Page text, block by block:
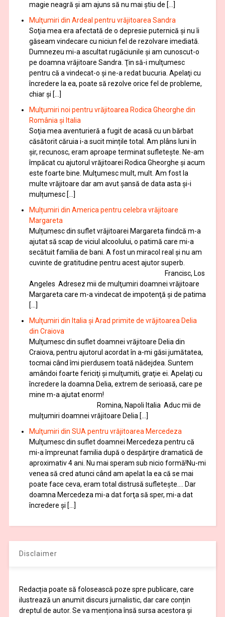
magie neagră şi am ajuns să nu mai ştiu de […]
Mulţumiri din Ardeal pentru vrăjitoarea Sandra
Soţia mea era afectată de o depresie puternică şi nu îi
găseam vindecare cu niciun fel de rezolvare imediată.
Dumnezeu mi-a ascultat rugăciunile şi am cunoscut-o
pe doamna vrăjitoare Sandra. Ţin să-i mulţumesc
pentru că a vindecat-o şi ne-a redat bucuria. Apelaţi cu
încredere la ea, poate să rezolve orice fel de probleme,
chiar şi […]
Mulţumiri noi pentru vrăjitoarea Rodica Gheorghe din
România și Italia
Soţia mea aventurieră a fugit de acasă cu un bărbat
căsătorit căruia i-a sucit mințile total. Am plâns luni în
șir, recunosc, eram aproape terminat sufletește. Ne-am
împăcat cu ajutorul vrăjitoarei Rodica Gheorghe şi acum
este foarte bine. Mulţumesc mult, mult. Am fost la
multe vrăjitoare dar am avut șansă de data asta și-i
mulțumesc […]
Mulțumiri din America pentru celebra vrăjitoare
Margareta
Mulțumesc din suflet vrăjitoarei Margareta fiindcă m-a
ajutat să scap de viciul alcoolului, o patimă care mi-a
secătuit familia de bani. A fost un miracol real și nu am
cuvinte de gratitudine pentru acest ajutor superb.
Francisc, Los
Angeles Adresez mii de mulţumiri doamnei vrăjitoare
Margareta care m-a vindecat de impotenţă şi de patima
[…]
Mulţumiri din Italia și Arad primite de vrăjitoarea Delia
din Craiova
Mulţumesc din suflet doamnei vrăjitoare Delia din
Craiova, pentru ajutorul acordat în a-mi găsi jumătatea,
tocmai când îmi pierdusem toată nădejdea. Suntem
amândoi foarte fericiţi şi mulţumiti, graţie ei. Apelaţi cu
încredere la doamna Delia, extrem de serioasă, care pe
mine m-a ajutat enorm!
Romina, Napoli Italia Aduc mii de
mulţumiri doamnei vrăjitoare Delia […]
Mulţumiri din SUA pentru vrăjitoarea Mercedeza
Mulţumesc din suflet doamnei Mercedeza pentru că
mi-a împreunat familia după o despărţire dramatică de
aproximativ 4 ani. Nu mai speram sub nicio formă!Nu-mi
venea să cred atunci când am apelat la ea că se mai
poate face ceva, eram total distrusă sufleteşte…. Dar
doamna Mercedeza mi-a dat forţa să sper, mi-a dat
încredere şi […]
Disclaimer
Redacția poate să folosească poze spre publicare, care
ilustrează un anumit discurs jurnalistic, dar care conțin
dreptul de autor. Se va menționa însă sursa acestora și